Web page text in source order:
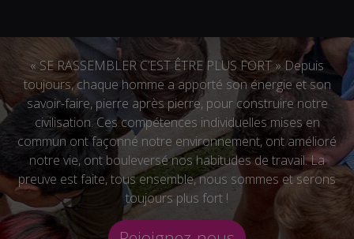
« SE RASSEMBLER C’EST ÊTRE PLUS FORT » Depuis
toujours, chaque homme a apporté son énergie et son
savoir-faire, pierre après pierre, pour construire notre
civilisation. Ces compétences individuelles mises en
commun ont façonné notre environnement, ont amélioré
notre vie, ont bouleversé nos habitudes de travail. La
preuve est faite, tous ensemble, nous sommes et serons
toujours plus fort !